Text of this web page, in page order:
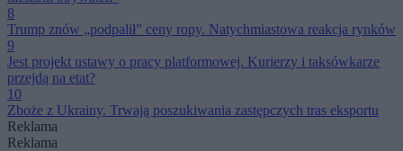
8
Trump znów „podpalił” ceny ropy. Natychmiastowa reakcja rynków
9
Jest projekt ustawy o pracy platformowej. Kurierzy i taksówkarze
przejdą na etat?
10
Zboże z Ukrainy. Trwają poszukiwania zastępczych tras eksportu
Reklama
Reklama